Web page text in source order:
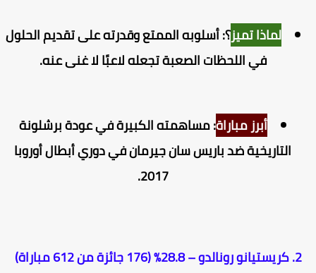
لماذا تميز؟: أسلوبه الممتع وقدرته على تقديم الحلول
في اللحظات الصعبة تجعله لاعبًا لا غنى عنه.
أبرز مباراة: مساهمته الكبيرة في عودة برشلونة
التاريخية ضد باريس سان جيرمان في دوري أبطال أوروبا
2017.